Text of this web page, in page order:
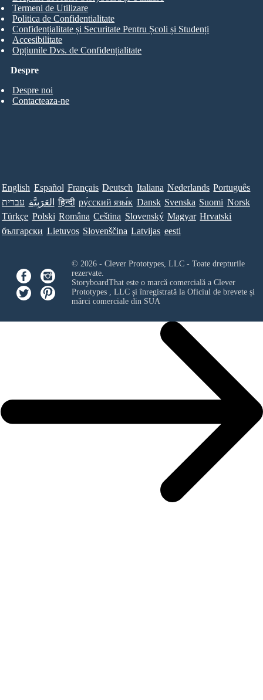
Despre
Despre noi
Contacteaza-ne
Termeni de Utilizare
Politica de Confidentialitate
Confidențialitate și Securitate Pentru Școli și Studenți
Accesibilitate
Opțiunile Dvs. de Confidențialitate
English Español Français Deutsch Italiana Nederlands Português
עברית العَرَبِيَّة हिन्दी ру́сский язы́к Dansk Svenska Suomi Norsk
Türkçe Polski Româna Ceština Slovenský Magyar Hrvatski
български Lietuvos Slovenščina Latvijas eesti
© 2026 - Clever Prototypes, LLC - Toate drepturile
rezervate.
StoryboardThat este o marcă comercială a Clever
Prototypes , LLCși înregistrată la Oficiul de brevete și
mărci comerciale din SUA